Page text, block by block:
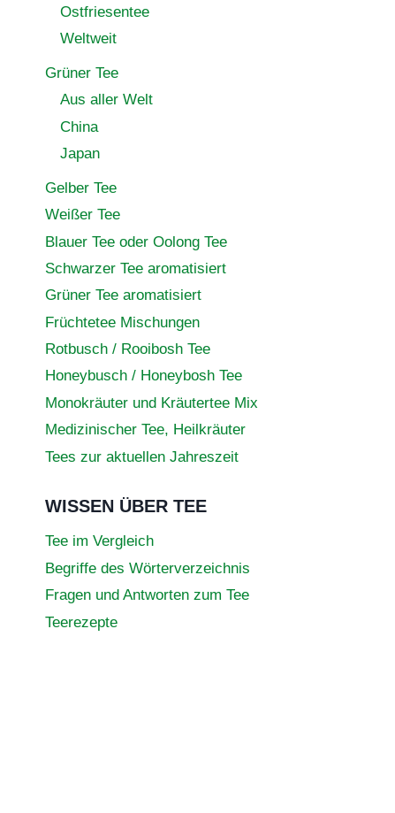
Ostfriesentee
Weltweit
Grüner Tee
Aus aller Welt
China
Japan
Gelber Tee
Weißer Tee
Blauer Tee oder Oolong Tee
Schwarzer Tee aromatisiert
Grüner Tee aromatisiert
Früchtetee Mischungen
Rotbusch / Rooibosh Tee
Honeybusch / Honeybosh Tee
Monokräuter und Kräutertee Mix
Medizinischer Tee, Heilkräuter
Tees zur aktuellen Jahreszeit
WISSEN ÜBER TEE
Tee im Vergleich
Begriffe des Wörterverzeichnis
Fragen und Antworten zum Tee
Teerezepte